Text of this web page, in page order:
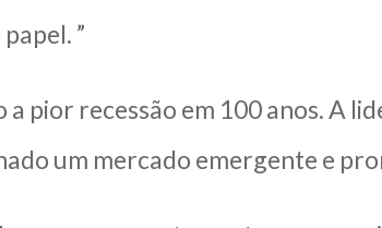
”
pior recessão em 100 anos. A
um mercado emergente e